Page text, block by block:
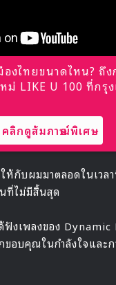
งไทยขนาดไหน? ถึ
ม่ LIKE U 100 ที่กรุ
ลิกดูสัมภาษณ์พิเศษ
ห้กับผมมาตลอดในเว
ที่ไม่มีสิ้นสุด
งเพลงของ
อบคุณในกำลังใจแล